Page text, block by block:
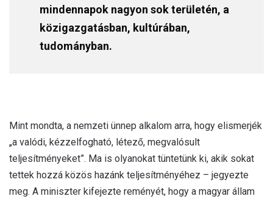
mindennapok nagyon sok területén, a
közigazgatásban, kultúrában,
tudományban.
Mint mondta, a nemzeti ünnep alkalom arra, hogy elismerjék
„a valódi, kézzelfogható, létező, megvalósult
teljesítményeket”. Ma is olyanokat tüntetünk ki, akik sokat
tettek hozzá közös hazánk teljesítményéhez – jegyezte
meg. A miniszter kifejezte reményét, hogy a magyar állam